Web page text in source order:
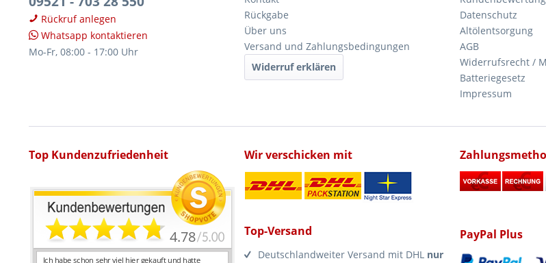
Rückruf anlegen
Whatsapp kontaktieren
Mo-Fr, 08:00 - 17:00 Uhr
Rückgabe
Über uns
Versand und Zahlungsbedingungen
Widerruf erklären
Datenschutz
Altölentsorgung
AGB
Widerrufsrecht /
Batteriegesetz
Impressum
Top Kundenzufriedenheit Wir verschicken mit
Top-Versand
Deutschlandweiter Versand mit DHL nur
PayPal Plus